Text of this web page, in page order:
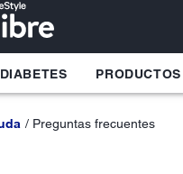
PRODUCTOS
Preguntas frecuentes